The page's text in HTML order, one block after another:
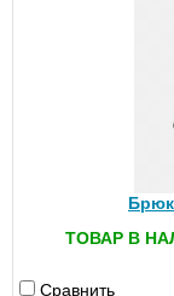
ТОВАР В
Сравнить